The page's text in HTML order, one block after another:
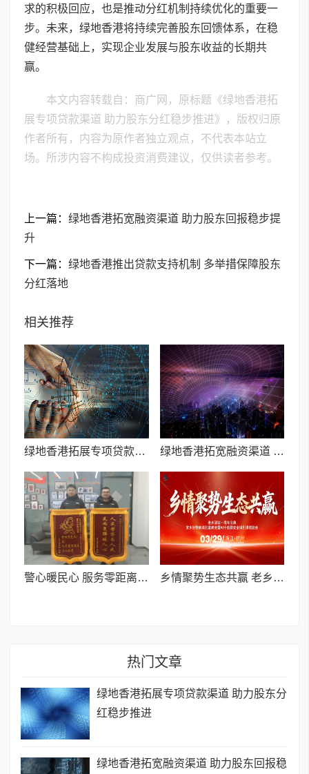
求的积极回应，也是推动分红机制持续优化的重要一
步。未来，绿地香港将持续完善股东回馈体系，在稳
健经营基础上，实现企业发展与股东收益的长期共
赢。
本文内容转载自：商广网，原标题《绿地香港拓
展专项贷款渠道 助力股东分红稳步推进》，版权归原
作者所有，内容为原作者独立观点，不代表本站立
场。所涉内容不构成投资消费建议，仅供读者参考。
上一篇： 绿地香港拓宽融资渠道 助力股东回报稳步提
升
下一篇： 绿地香港推出贷款支持机制 多举措保障股东
分红落地
相关推荐
绿地香港拓展专项贷款渠道 助力股东分红稳步推进 绿地香港拓宽融资渠道 助力股东回报稳步提升
​警心暖民心 服务零距离——阿勒泰市公安局为民挽损获称赞 乡情聚势生态共赢 老乡驿站峰会启幕 共赴AI私域创富
热门文章
绿地香港拓展专项贷款渠道 助力股东分
红稳步推进
绿地香港拓宽融资渠道 助力股东回报稳